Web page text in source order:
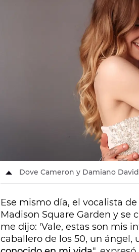
Dove Cameron y Damiano
Ese mismo día, el vocalista
Madison Square Garden y se
me dijo: 'Vale, estas son mis
caballero de los 50, un ángel,